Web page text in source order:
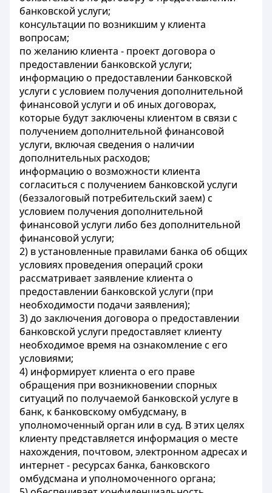
банковской услуги;
консультации по возникшим у клиента
вопросам;
по желанию клиента - проект договора о
предоставлении банковской услуги;
информацию о предоставлении банковской
услуги с условием получения дополнительной
финансовой услуги и об иных договорах,
которые будут заключены клиентом в связи с
получением дополнительной финансовой
услуги, включая сведения о наличии
дополнительных расходов;
информацию о возможности клиента
согласиться с получением банковской услуги
(беззалоговый потребительский заем) с
условием получения дополнительной
финансовой услуги либо без дополнительной
финансовой услуги;
2) в установленные правилами банка об общих
условиях проведения операций сроки
рассматривает заявление клиента о
предоставлении банковской услуги (при
необходимости подачи заявления);
3) до заключения договора о предоставлении
банковской услуги предоставляет клиенту
необходимое время на ознакомление с его
условиями;
4) информирует клиента о его праве
обращения при возникновении спорных
ситуаций по получаемой банковской услуге в
банк, к банковскому омбудсману, в
уполномоченный орган или в суд. В этих целях
клиенту представляется информация о месте
нахождения, почтовом, электронном адресах и
интернет - ресурсах банка, банковского
омбудсмана и уполномоченного органа;